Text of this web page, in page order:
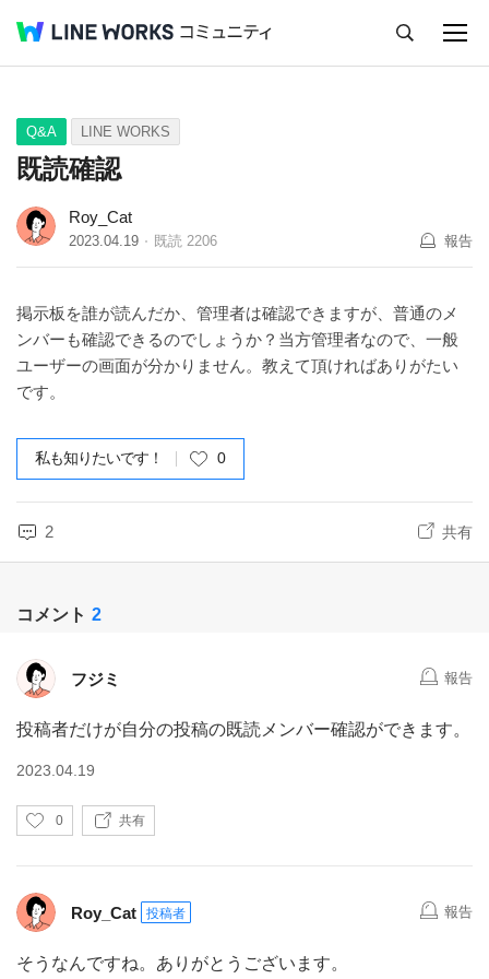
Q&A Tips Ideas
Q&A LINE WORKS
既読確認
Roy_Cat
2023.04.19 既読 2206 報告
掲示板を誰が読んだか、管理者は確認できますが、普通のメ
ンバーも確認できるのでしょうか？当方管理者なので、一般
ユーザーの画面が分かりません。教えて頂ければありがたい
です。
私も知りたいです！ 0
2 共有
コメント 2
フジミ 報告
投稿者だけが自分の投稿の既読メンバー確認ができます。
2023.04.19
い
0 共有
Roy_Cat 投稿者 報告
そうなんですね。ありがとうございます。